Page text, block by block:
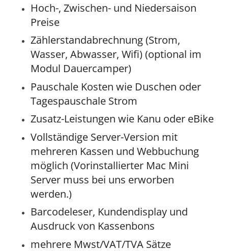
Hoch-, Zwischen- und Niedersaison
Preise
Zählerstandabrechnung (Strom,
Wasser, Abwasser, Wifi) (optional im
Modul Dauercamper)
Pauschale Kosten wie Duschen oder
Tagespauschale Strom
Zusatz-Leistungen wie Kanu oder eBike
Vollständige Server-Version mit
mehreren Kassen und Webbuchung
möglich (Vorinstallierter Mac Mini
Server muss bei uns erworben
werden.)
Barcodeleser, Kundendisplay und
Ausdruck von Kassenbons
mehrere Mwst/VAT/TVA Sätze